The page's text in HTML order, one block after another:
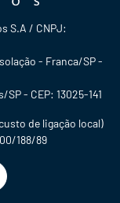
S.A / CNPJ:
- Franca/SP -
- CEP: 13025-141
de ligação local)
188/89